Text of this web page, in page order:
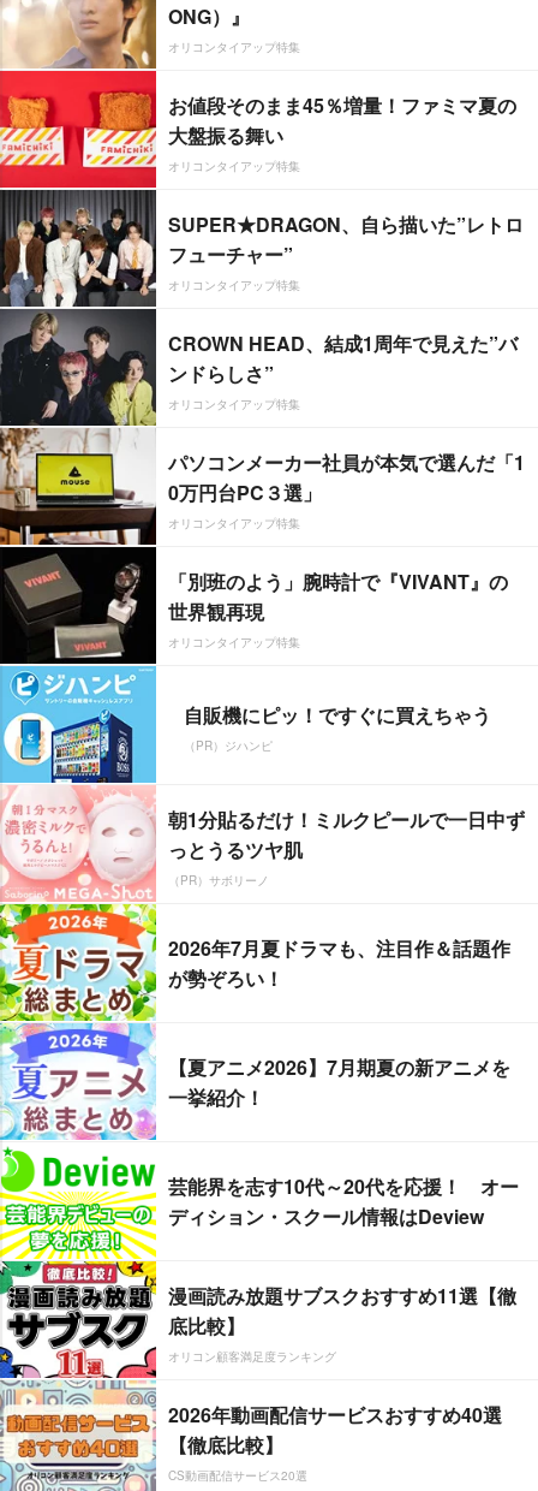
ONG）』
オリコンタイアップ特集
お値段そのまま45％増量！ファミマ夏の
大盤振る舞い
オリコンタイアップ特集
SUPER★DRAGON、自ら描いた”レトロ
フューチャー”
オリコンタイアップ特集
CROWN HEAD、結成1周年で見えた”バ
ンドらしさ”
オリコンタイアップ特集
パソコンメーカー社員が本気で選んだ「1
0万円台PC３選」
オリコンタイアップ特集
「別班のよう」腕時計で『VIVANT』の
世界観再現
オリコンタイアップ特集
自販機にピッ！ですぐに買えちゃう
（PR）ジハンピ
朝1分貼るだけ！ミルクピールで一日中ず
っとうるツヤ肌
（PR）サボリーノ
2026年7月夏ドラマも、注目作＆話題作
が勢ぞろい！
【夏アニメ2026】7月期夏の新アニメを
一挙紹介！
芸能界を志す10代～20代を応援！ オー
ディション・スクール情報はDeview
漫画読み放題サブスクおすすめ11選【徹
底比較】
オリコン顧客満足度ランキング
2026年動画配信サービスおすすめ40選
【徹底比較】
CS動画配信サービス20選